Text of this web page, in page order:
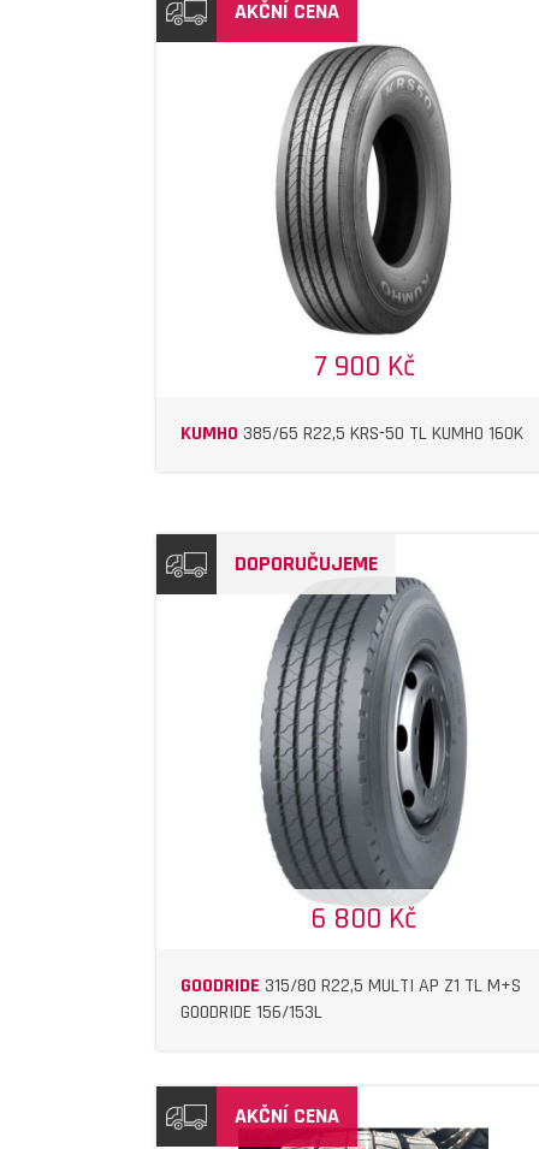
AKČNÍ CENA
7 900 Kč
KUMHO 385/65 R22,5 KRS-50 TL KUMHO 160K
DETAIL
DOPORUČUJEME
6 800 Kč
GOODRIDE 315/80 R22,5 MULTI AP Z1 TL M+S
GOODRIDE 156/153L
DETAIL
AKČNÍ CENA